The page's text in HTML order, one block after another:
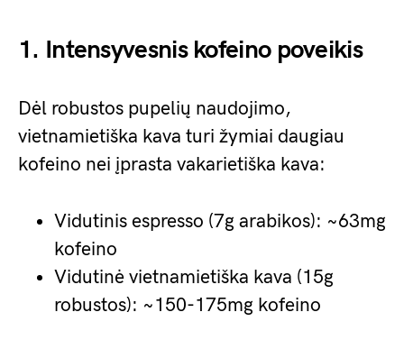
1. Intensyvesnis kofeino poveikis
Dėl robustos pupelių naudojimo,
vietnamietiška kava turi žymiai daugiau
kofeino nei įprasta vakarietiška kava:
Vidutinis espresso (7g arabikos): ~63mg
kofeino
Vidutinė vietnamietiška kava (15g
robustos): ~150-175mg kofeino